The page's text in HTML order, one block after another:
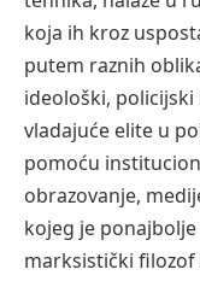
koja ih kroz
putem raznih
ideološki, policijski
vladajuće elite u
pomoću
obrazovanje,
kojeg je
marksistički filozof